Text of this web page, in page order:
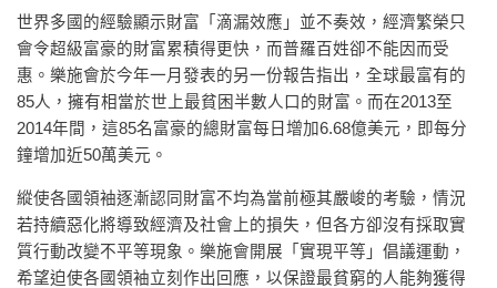
世界多國的經驗顯示財富「滴漏效應」並不奏效，經濟繁榮只
會令超級富豪的財富累積得更快，而普羅百姓卻不能因而受
惠。樂施會於今年一月發表的另一份報告指出，全球最富有的
85人，擁有相當於世上最貧困半數人口的財富。而在2013至
2014年間，這85名富豪的總財富每日增加6.68億美元，即每分
鐘增加近50萬美元。
縱使各國領袖逐漸認同財富不均為當前極其嚴峻的考驗，情況
若持續惡化將導致經濟及社會上的損失，但各方卻沒有採取實
質行動改變不平等現象。樂施會開展「實現平等」倡議運動，
希望迫使各國領袖立刻作出回應，以保證最貧窮的人能夠獲得